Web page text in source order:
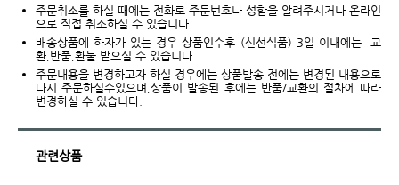
주문취소를 하실 때에는 전화로 주문번호나 성함을 알려주시거나 온라인
으로 직접 취소하실 수 있습니다.
배송상품에 하자가 있는 경우 상품인수후 (신선식품) 3일 이내에는 교
환,반품,환불 받으실 수 있습니다.
주문내용을 변경하고자 하실 경우에는 상품발송 전에는 변경된 내용으로
다시 주문하실수있으며,상품이 발송된 후에는 반품/교환의 절차에 따라
변경하실 수 있습니다.
관련상품